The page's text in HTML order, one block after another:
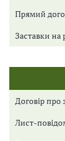
Прямий
Заставки на
Договір про
Лист-